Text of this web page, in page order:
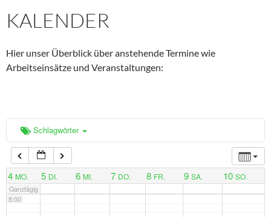
KALENDER
Hier unser Überblick über anstehende Termine wie
Arbeitseinsätze und Veranstaltungen:
Schlagwörter
4 MO. 5 DI. 6 MI. 7 DO. 8 FR. 9 SA. 10 SO.
Ganztägig
3:00
4:00
6:00
7:00
8:00